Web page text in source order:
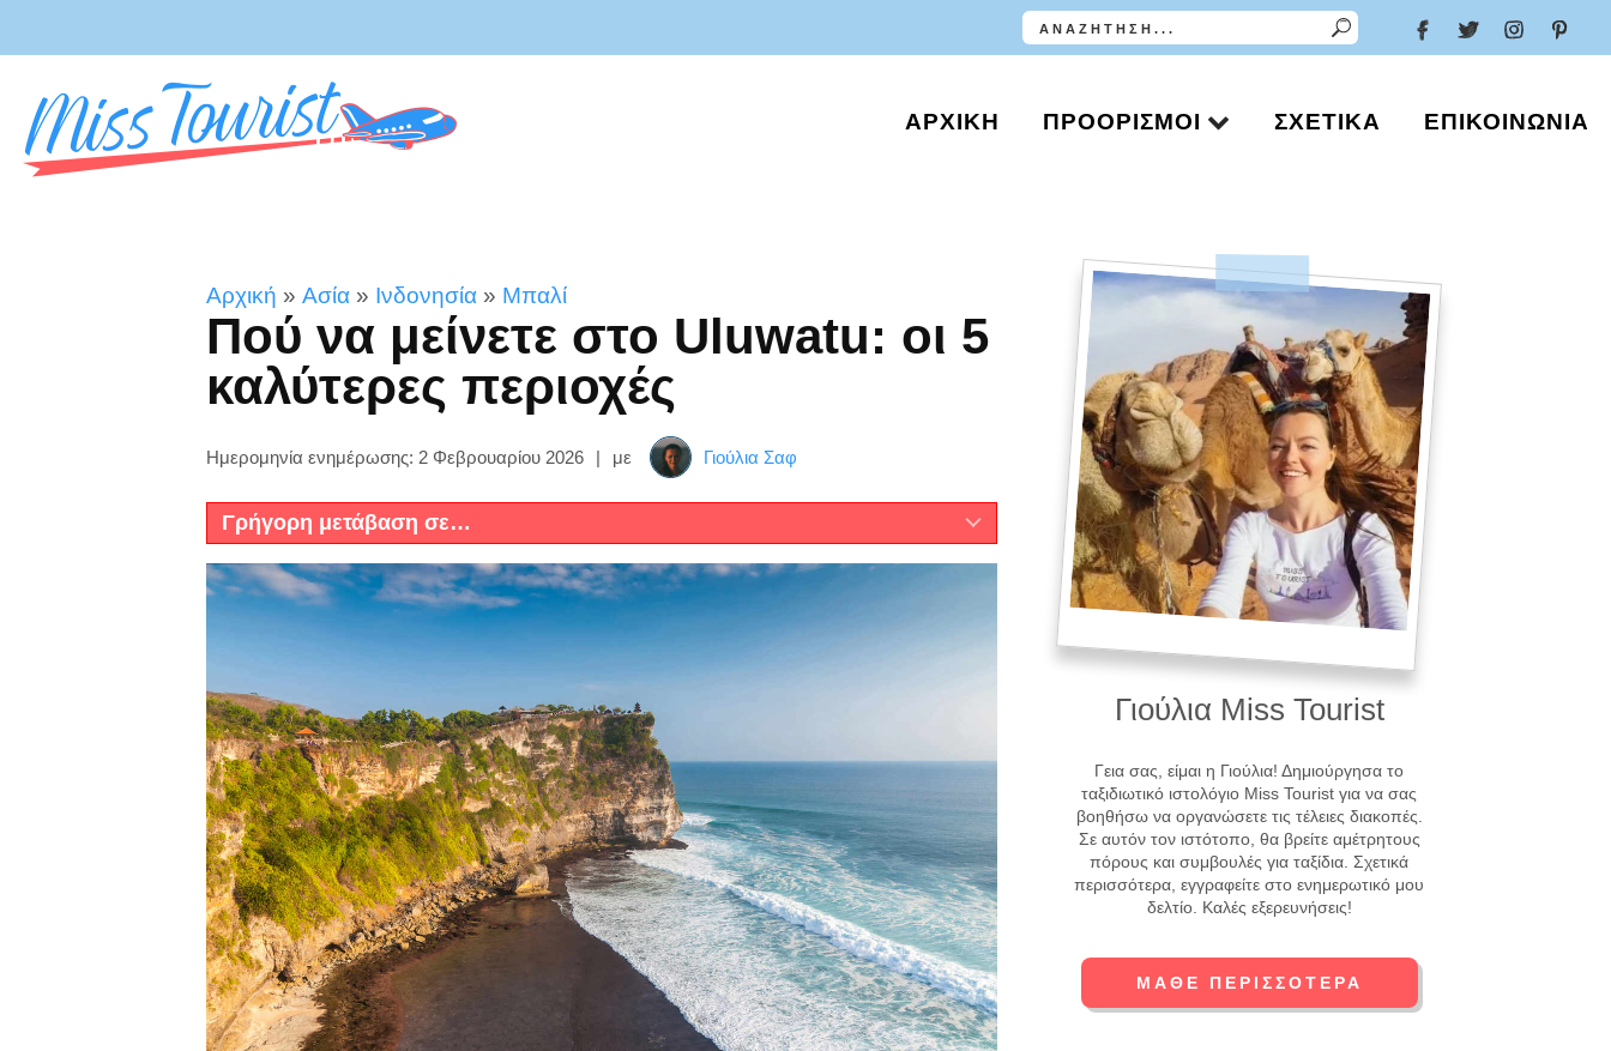
ΑΡΧΙΚΉ ΠΡΟΟΡΙΣΜΟΊ ΣΧΕΤΙΚΆ ΕΠΙΚΟΙΝΩΝΊΑ
Αρχική » Ασία » Ινδονησία » Μπαλί
Πού να μείνετε στο Uluwatu: οι 5
καλύτερες περιοχές
Ημερομηνία ενημέρωσης: 2 Φεβρουαρίου 2026 | με Γιούλια Σαφ
Γρήγορη μετάβαση σε…
Γιούλια Miss Tourist
Γεια σας, είμαι η Γιούλια! Δημιούργησα το
ταξιδιωτικό ιστολόγιο Miss Tourist για να σας
βοηθήσω να οργανώσετε τις τέλειες διακοπές.
Σε αυτόν τον ιστότοπο, θα βρείτε αμέτρητους
πόρους και συμβουλές για ταξίδια. Σχετικά
περισσότερα, εγγραφείτε στο ενημερωτικό μου
δελτίο. Καλές εξερευνήσεις!
ΜΆΘΕ ΠΕΡΙΣΣΌΤΕΡΑ